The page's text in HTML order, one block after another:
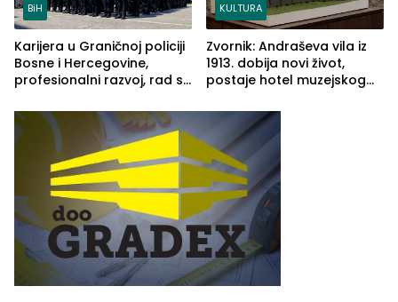
BiH
Karijera u Graničnoj policiji
Bosne i Hercegovine,
profesionalni razvoj, rad sa
služba građanima
KULTURA
Zvornik: Andraševa vila iz
1913. dobija novi život,
postaje hotel muzejskog